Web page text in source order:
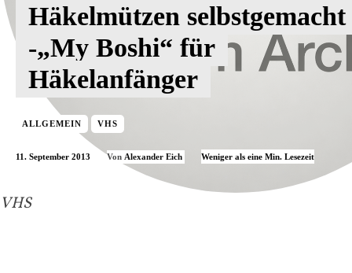
VHS
Häkelmützen selbstgemacht
-„My Boshi“ für
Häkelanfänger
ALLGEMEIN VHS
11. September 2013 Von Alexander Eich Weniger als eine Min. Lesezeit